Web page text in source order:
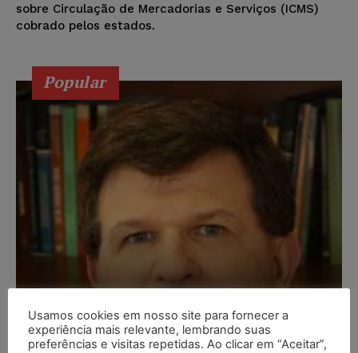
sobre Circulação de Mercadorias e Serviços (ICMS)
cobrado pelos estados.
Popular
Usamos cookies em nosso site para fornecer a
experiência mais relevante, lembrando suas
preferências e visitas repetidas. Ao clicar em “Aceitar”,